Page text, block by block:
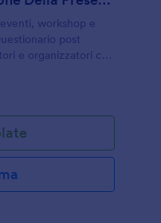
workshop e
post
e organizzatori che